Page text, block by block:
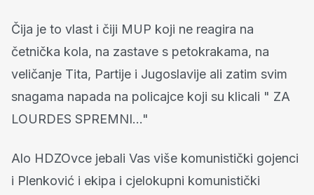
Čija je to vlast i čiji MUP koji ne reagira na
četnička kola, na zastave s petokrakama, na
veličanje Tita, Partije i Jugoslavije ali zatim svim
snagama napada na policajce koji su klicali " ZA
LOURDES SPREMNI..."
Alo HDZOvce jebali Vas više komunistički gojenci
i Plenković i ekipa i cjelokupni komunistički